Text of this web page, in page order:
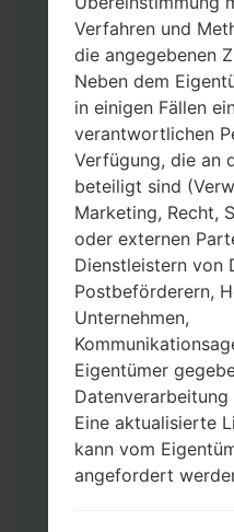
Laden Sie auf
Version herunter.
Dann laden
herunter und
Sie brauchen
Datei aus) oder 5
Dateien aus)
AP: „System &
CP: „Modem &
CSC_***:
Operator“
Fügen Sie dem
Verfahren und
die angegebenen
Neben dem
in einigen Fällen
verantwortlichen
Verfügung, die an
beteiligt sind
Marketing, Recht,
oder externen
Dienstleistern von
Postbeförderern,
Unternehmen,
Eigentümer
Eine aktualisierte
kann vom
angefordert